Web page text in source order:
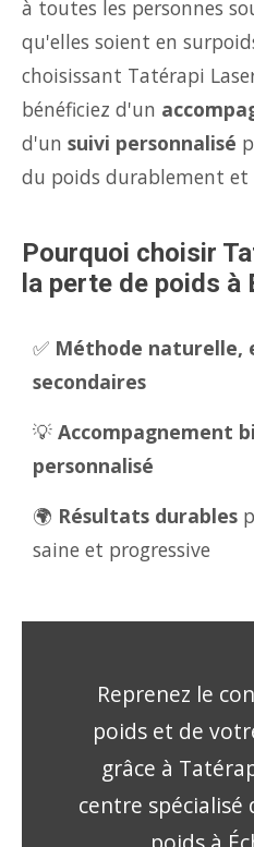
à toutes les personnes
qu'elles soient en
choisissant Tatérapi
bénéficiez d'un
d'un suivi personnalisé
du poids durablement
Pourquoi choisir
la perte de poids à
✅ Méthode naturelle,
secondaires
💡 Accompagnement
personnalisé
🌍 Résultats durables
saine et progressive
Reprenez le
poids et de
grâce à
centre spécialisé